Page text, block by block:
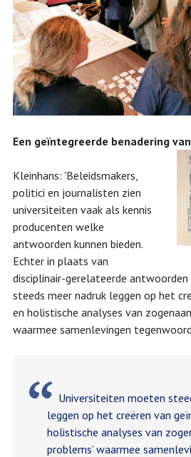
Een geïntegreerde benadering
Kleinhans: 'Beleidsmakers,
politici en journalisten zien
universiteiten vaak als kennis
producenten welke
antwoorden kunnen bieden.
Echter in plaats van
disciplinair-gerelateerde
steeds meer nadruk leggen op het
en holistische analyses van
waarmee samenlevingen
Universiteiten moeten
leggen op het creëren van
holistische analyses van
problems’ waarmee